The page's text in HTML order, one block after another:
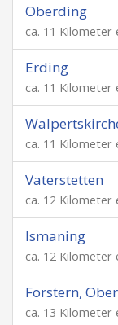
Oberding
ca. 11
Erding
ca. 11
ca. 11
Vaterstetten
ca. 12
Ismaning
ca. 12
Forstern,
ca. 13